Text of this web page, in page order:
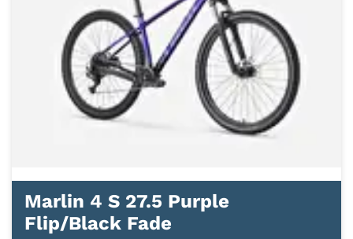
Marlin 4 S 27.5 Purple
Flip/Black Fade